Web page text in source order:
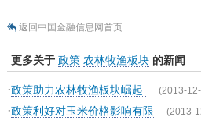
返回中国金融信息网首页
更多关于 政策 农林牧渔板块 的新闻
·政策助力农林牧渔板块崛起 (2013-
·政策利好对玉米价格影响有限 (2013-